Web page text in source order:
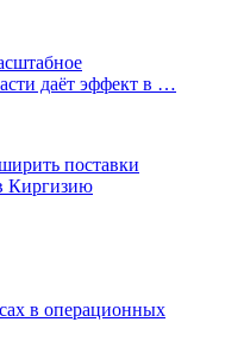
даёт эффект в …
поставки
Киргизию
в операционных